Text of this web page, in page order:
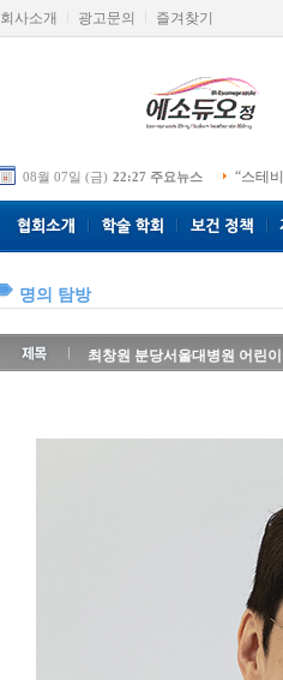
회사소개 광고문의 즐겨찾기
08월 07일 (금) 22:27 주요뉴스 “스테
명의 탐방
최창원 분당서울대병원 어린